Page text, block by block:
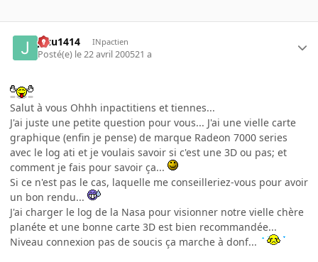
jazu1414 INpactien
Posté(e) le 22 avril 200521 a
Salut à vous Ohhh inpactitiens et tiennes...
J'ai juste une petite question pour vous... J'ai une vielle carte
graphique (enfin je pense) de marque Radeon 7000 series
avec le log ati et je voulais savoir si c'est une 3D ou pas; et
comment je fais pour savoir ça...
Si ce n'est pas le cas, laquelle me conseilleriez-vous pour avoir
un bon rendu...
J'ai charger le log de la Nasa pour visionner notre vielle chère
planéte et une bonne carte 3D est bien recommandée...
Niveau connexion pas de soucis ça marche à donf...